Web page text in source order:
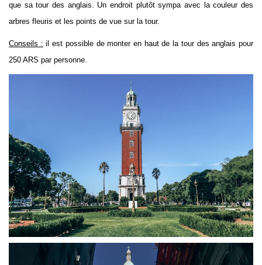
que sa tour des anglais. Un endroit plutôt sympa avec la couleur des
arbres fleuris et les points de vue sur la tour.
Conseils : il est possible de monter en haut de la tour des anglais pour
250 ARS par personne.